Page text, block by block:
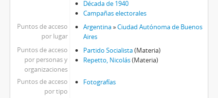
Década de 1940
Campañas electorales
Puntos de acceso
por lugar
Argentina»Ciudad Autónoma de Buenos
Aires
Puntos de acceso
por personas y
organizaciones
Partido Socialista(Materia)
Repetto, Nicolás(Materia)
Puntos de acceso
por tipo
Fotografías